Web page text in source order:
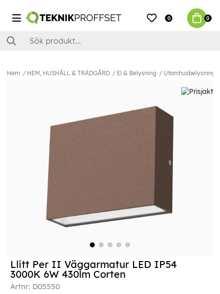
0 0
Hem HEM, HUSHÅLL & TRÄDGÅRD El & Belysning Utomhusbelysning
Llitt Per II Väggarmatur LED IP54
3000K 6W 430lm Corten
Artnr: D05550